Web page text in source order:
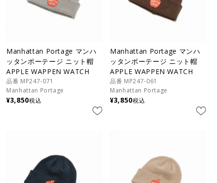
Manhattan Portage マンハ
ッタンポーテージ ニット帽
APPLE WAPPEN WATCH
品番 MP247-071
Manhattan Portage
¥3,850税込
Manhattan Portage マンハ
ッタンポーテージ ニット帽
APPLE WAPPEN WATCH
品番 MP247-061
Manhattan Portage
¥3,850税込